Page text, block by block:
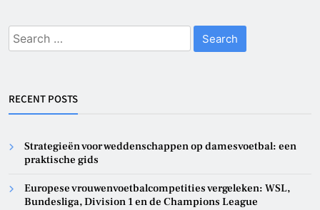
Search
for:
RECENT POSTS
Strategieën voor weddenschappen op damesvoetbal: een
praktische gids
Europese vrouwenvoetbalcompetities vergeleken: WSL,
Bundesliga, Division 1 en de Champions League